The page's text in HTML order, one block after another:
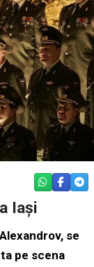
WHATSAPP
Iași
se
pe scena